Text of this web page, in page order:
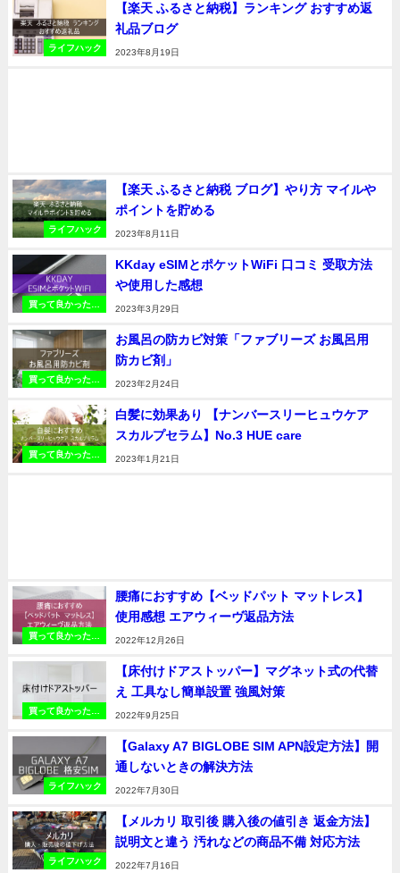
ライフハック
【楽天 ふるさと納税】ランキング おすすめ返
礼品ブログ
2023年8月19日
ライフハック
【楽天 ふるさと納税 ブログ】やり方 マイルや
ポイントを貯める
2023年8月11日
買って良かったお
KKday eSIMとポケットWiFi 口コミ 受取方法
や使用した感想
2023年3月29日
買って良かったお
お風呂の防カビ対策「ファブリーズ お風呂用
防カビ剤」
2023年2月24日
買って良かったお
白髪に効果あり 【ナンバースリーヒュウケア
スカルプセラム】No.3 HUE care
2023年1月21日
買って良かったお
腰痛におすすめ【ベッドパット マットレス】
使用感想 エアウィーヴ返品方法
2022年12月26日
買って良かったお
【床付けドアストッパー】マグネット式の代替
え 工具なし簡単設置 強風対策
2022年9月25日
ライフハック
【Galaxy A7 BIGLOBE SIM APN設定方法】開
通しないときの解決方法
2022年7月30日
ライフハック
【メルカリ 取引後 購入後の値引き 返金方法】
説明文と違う 汚れなどの商品不備 対応方法
2022年7月16日